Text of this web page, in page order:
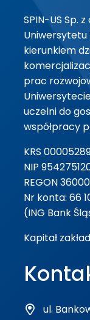
SPIN-US Sp.
Uniwersytetu
kierunkiem
prac
uczelni do
współpracy
KRS
NIP
REGON
Nr konta: 66
(ING Bank
Kapitał
ul.